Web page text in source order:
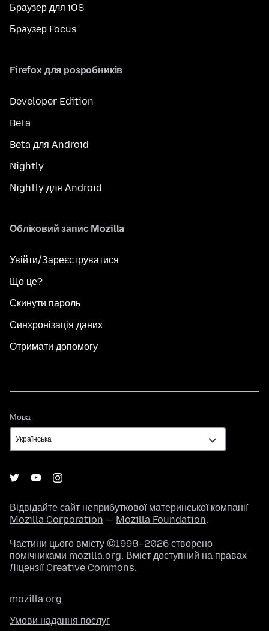
Браузер для iOS
Браузер Focus
Firefox для розробників
Developer Edition
Beta
Beta для Android
Nightly
Nightly для Android
Обліковий запис Mozilla
Увійти/Зареєструватися
Що це?
Скинути пароль
Синхронізація даних
Отримати допомогу
Мова
Відвідайте сайт неприбуткової материнської компанії
Mozilla Corporation — Mozilla Foundation.
Частини цього вмісту ©1998–2026 створено
помічниками mozilla.org. Вміст доступний на правах
Ліцензії Creative Commons.
mozilla.org
Умови надання послуг